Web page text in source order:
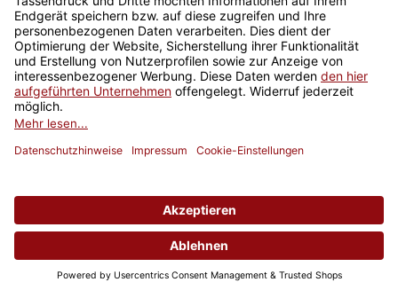
Newsletter